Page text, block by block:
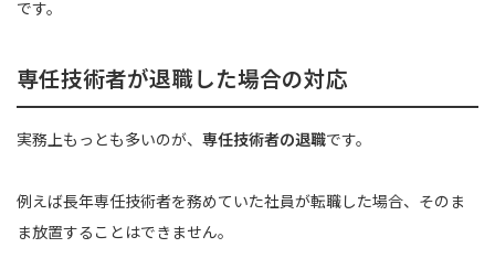
です。
専任技術者が退職した場合の対応
実務上もっとも多いのが、 専任技術者の退職です。
例えば長年専任技術者を務めていた社員が転職した場合、そのま
ま放置することはできません。